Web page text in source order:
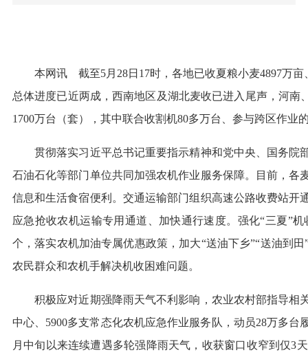
本网讯
截至5月28日17时，各地已收夏粮小麦4897万
总体进度已近两成，西南地区及湖北麦收已进入尾声，河
1700万台（套），其中联合收割机80多万台、参与跨区作业
贯彻落实习近平总书记重要指示精神和党中央、国务院
石油石化等部门单位共同加强农机作业服务保障。目前，各
信息和生活食宿便利。交通运输部门组织高速公路收费站开
应急抢收农机运输专用通道、加快通行速度。强化“三夏”
个，落实农机加油专属优惠政策，加大“送油下乡”“送油到
农民群众和农机手解决机收困难问题。
积极应对近期强降雨天气不利影响，农业农村部指导相关
中心、5900多支常态化农机应急作业服务队，动员28万多
月中旬以来连续遭遇多轮强降雨天气，收获窗口收窄到仅3